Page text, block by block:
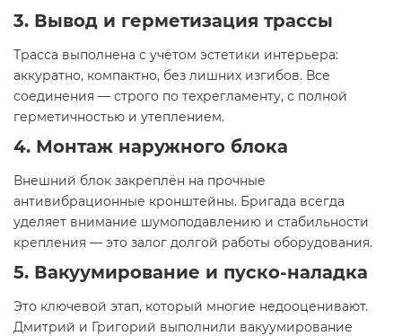
3. Вывод и герметизация трассы
Трасса выполнена с учётом эстетики интерьера:
аккуратно, компактно, без лишних изгибов. Все
соединения — строго по техрегламенту, с полной
герметичностью и утеплением.
4. Монтаж наружного блока
Внешний блок закреплён на прочные
антивибрационные кронштейны. Бригада всегда
уделяет внимание шумоподавлению и стабильности
крепления — это залог долгой работы оборудования.
5. Вакуумирование и пуско-наладка
Это ключевой этап, который многие недооценивают.
Дмитрий и Григорий выполнили вакуумирование